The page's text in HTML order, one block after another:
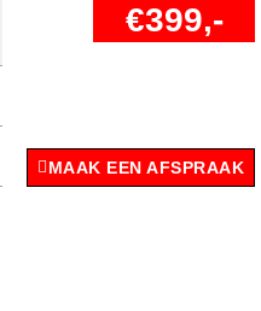
€399,-
MAAK EEN AFSPRAAK